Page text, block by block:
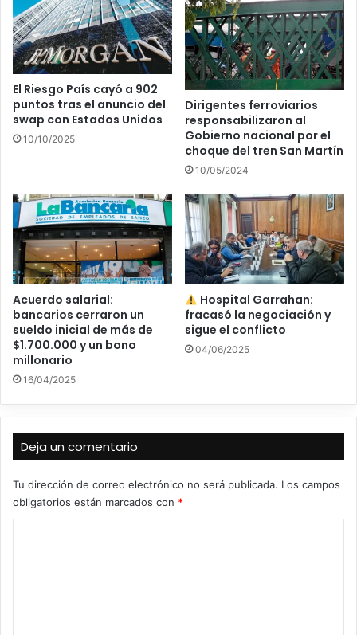
El Riesgo País cayó a 902
puntos tras el anuncio del
swap con Estados Unidos
10/10/2025
Dirigentes ferroviarios
responsabilizaron al
Gobierno nacional por el
choque del tren San Martín
10/05/2024
Acuerdo salarial:
bancarios cerraron un
sueldo inicial de más de
$1.700.000 y un bono
millonario
16/04/2025
Hospital Garrahan:
fracasó la negociación y
sigue el conflicto
04/06/2025
Deja un comentario
Tu dirección de correo electrónico no será publicada. Los campos
obligatorios están marcados con *